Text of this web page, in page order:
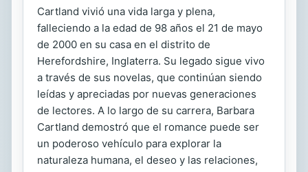
Cartland vivió una vida larga y plena,
falleciendo a la edad de 98 años el 21 de mayo
de 2000 en su casa en el distrito de
Herefordshire, Inglaterra. Su legado sigue vivo
a través de sus novelas, que continúan siendo
leídas y apreciadas por nuevas generaciones
de lectores. A lo largo de su carrera, Barbara
Cartland demostró que el romance puede ser
un poderoso vehículo para explorar la
naturaleza humana, el deseo y las relaciones,